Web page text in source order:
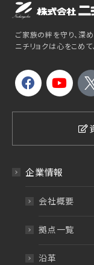
ご家族の絆を守り、深め
ニチリョクは心をこめ
企業情報
会社概要
拠点一覧
沿革